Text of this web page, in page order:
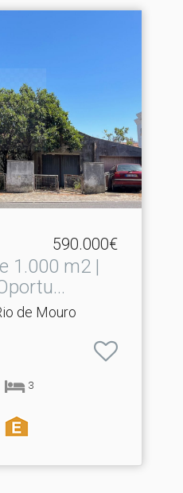
590.000€
1.​000 m2 |
de Mouro
3